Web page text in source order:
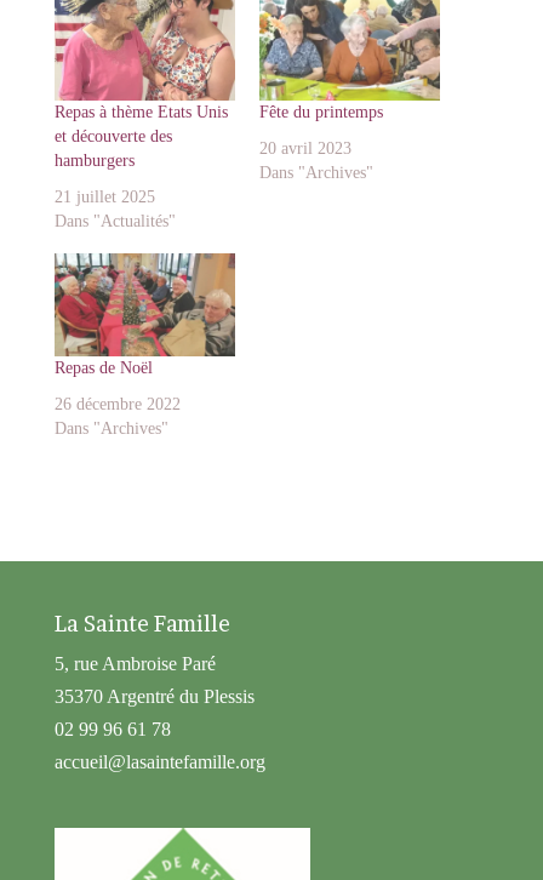
Repas à thème Etats Unis
et découverte des
hamburgers
21 juillet 2025
Dans "Actualités"
Fête du printemps
20 avril 2023
Dans "Archives"
Repas de Noël
26 décembre 2022
Dans "Archives"
La Sainte Famille
5, rue Ambroise Paré
35370 Argentré du Plessis
02 99 96 61 78
accueil@lasaintefamille.org